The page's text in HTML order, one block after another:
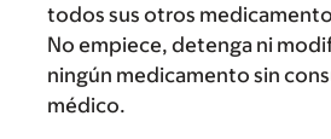
todos sus otros
No empiece, detenga ni
ningún medicamento sin
médico.